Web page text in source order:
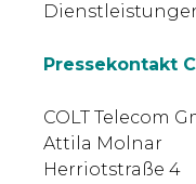
Pressekontakt
COLT Telecom
Attila Molnar
Herriotstraße 4